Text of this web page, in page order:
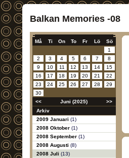
Balkan Memories -08
Må Ti On To Fr Lö
Sö
1
2
3 4 5 6 7
8
9
10 11 12 13 14
15
16
17 18 19 20 21
22
23
24 25 26 27 28
29
30
<<
Juni (2025)
>>
Arkiv
2009 Januari (1)
2008 Oktober (1)
2008 September (1)
2008 Augusti (8)
2008 Juli (13)